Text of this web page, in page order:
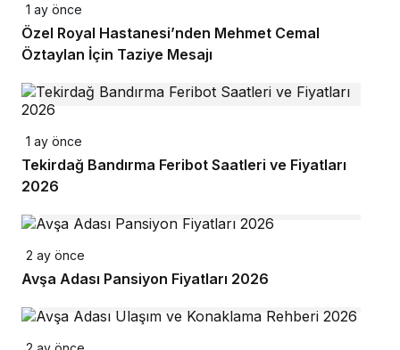
1 ay önce
Özel Royal Hastanesi’nden Mehmet Cemal
Öztaylan İçin Taziye Mesajı
1 ay önce
Tekirdağ Bandırma Feribot Saatleri ve Fiyatları
2026
2 ay önce
Avşa Adası Pansiyon Fiyatları 2026